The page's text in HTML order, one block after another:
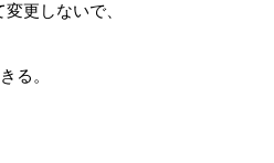
更しないで、
る。